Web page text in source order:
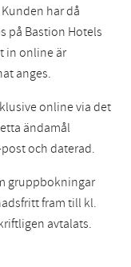
har då
på Bastion Hotels
in online är
anges.
online via det
ändamål
och daterad.
gruppbokningar
fram till kl.
avtalats.